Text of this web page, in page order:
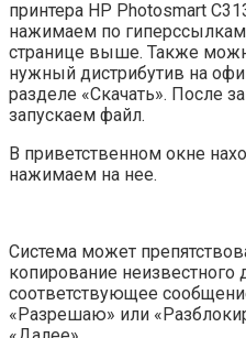
принтера HP Photosmart
нажимаем по
странице выше. Также
нужный дистрибутив на
разделе «Скачать». После
запускаем файл.
В приветственном окне
нажимаем на нее.
Система может
копирование неизвестного
соответствующее
«Разрешаю» или